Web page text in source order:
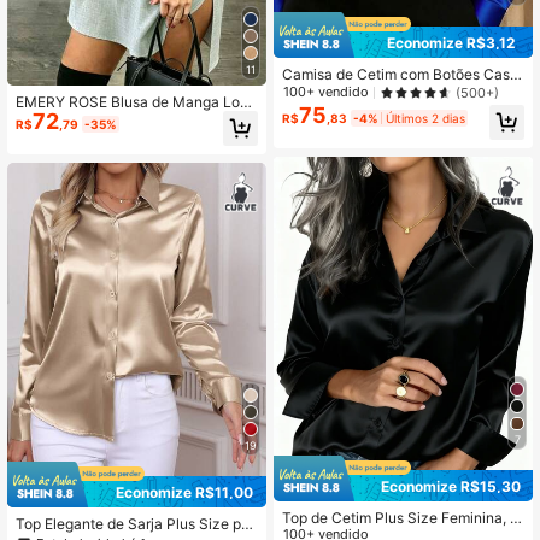
11
EMERY ROSE Blusa de Manga Long
a com Amarração Cruzada e Recort
es Vazados para Mulheres Plus Siz
R$72 ,79 -35%
19
Economize R$11,00
Top Elegante de Sarja Plus Size par
Economize R$3,12
Camisa de Cetim com Botões Casu
al Nova, Plus Size, Todas as Estaçõ
es, Primavera
100+ vendido (500+)
R$75 ,83 -4% Últimos 2 dias
7
Economize R$15,30
Top de Cetim Plus Size Feminina, T
op Casual de Negócios com Gola d
100+ vendido